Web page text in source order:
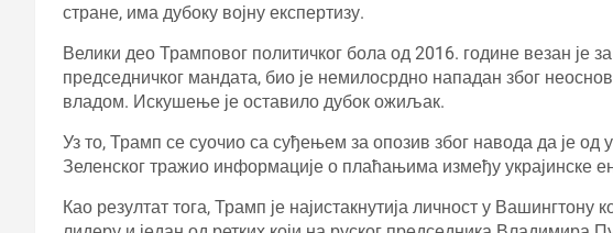
стране, има дубоку војну експертизу.
Велики део Трамповог политичког бола од 2016. године везан је
председничког мандата, био је немилосрдно нападан због
владом. Искушење је оставило дубок ожиљак.
Уз то, Трамп се суочио са суђењем за опозив због навода да је од
Зеленског тражио информације о плаћањима између украјинске
Као резултат тога, Трамп је најистакнутија личност у Вашингтону